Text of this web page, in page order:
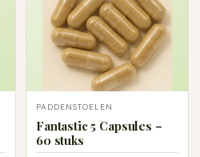
PADDENSTOELEN
Fantastic 5 Capsules –
60 stuks